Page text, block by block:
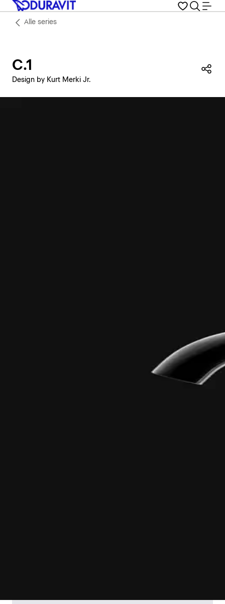
Alle series
C.1
Design by Kurt Merki Jr.